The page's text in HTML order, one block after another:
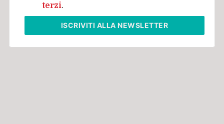
terzi.
ISCRIVITI ALLA NEWSLETTER